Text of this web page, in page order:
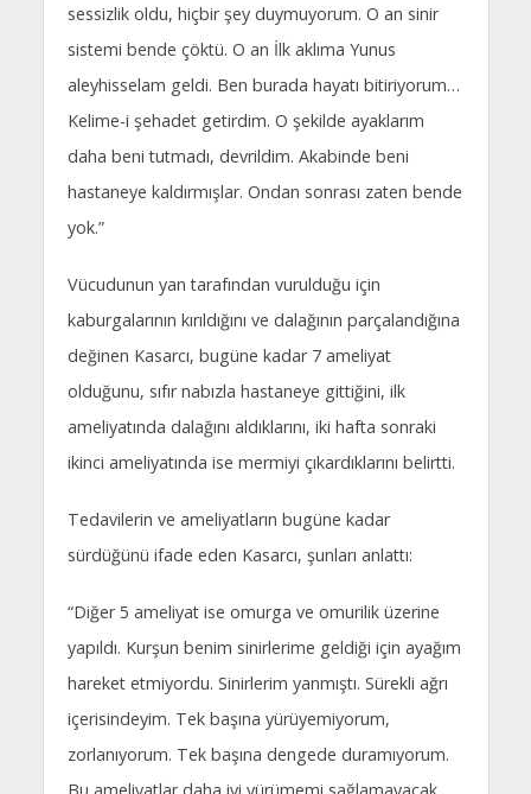
sessizlik oldu, hiçbir şey duymuyorum. O an sinir
sistemi bende çöktü. O an İlk aklıma Yunus
aleyhisselam geldi. Ben burada hayatı bitiriyorum…
Kelime-i şehadet getirdim. O şekilde ayaklarım
daha beni tutmadı, devrildim. Akabinde beni
hastaneye kaldırmışlar. Ondan sonrası zaten bende
yok.”
Vücudunun yan tarafından vurulduğu için
kaburgalarının kırıldığını ve dalağının parçalandığına
değinen Kasarcı, bugüne kadar 7 ameliyat
olduğunu, sıfır nabızla hastaneye gittiğini, ilk
ameliyatında dalağını aldıklarını, iki hafta sonraki
ikinci ameliyatında ise mermiyi çıkardıklarını belirtti.
Tedavilerin ve ameliyatların bugüne kadar
sürdüğünü ifade eden Kasarcı, şunları anlattı:
“Diğer 5 ameliyat ise omurga ve omurilik üzerine
yapıldı. Kurşun benim sinirlerime geldiği için ayağım
hareket etmiyordu. Sinirlerim yanmıştı. Sürekli ağrı
içerisindeyim. Tek başına yürüyemiyorum,
zorlanıyorum. Tek başına dengede duramıyorum.
Bu ameliyatlar daha iyi yürümemi sağlamayacak,